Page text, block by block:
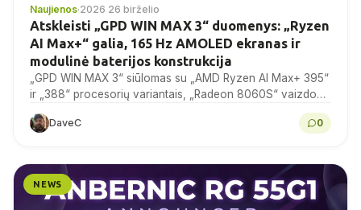
Naujienos·2026 26 birželio
Atskleisti „GPD WIN MAX 3“ duomenys: „Ryzen
AI Max+“ galia, 165 Hz AMOLED ekranas ir
modulinė baterijos konstrukcija
„GPD WIN MAX 3“ siūlomas su „AMD Ryzen AI Max+ 395“
ir „388“ procesorių variantais, „Radeon 8060S“ vaizdo
DaveC 0
NEWS